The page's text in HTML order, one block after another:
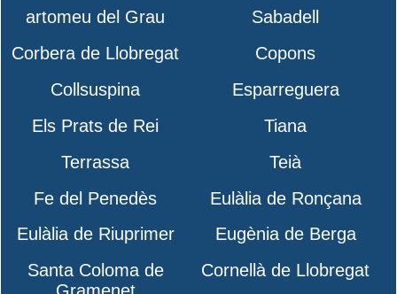
artomeu del Grau
Sabadell
Corbera de Llobregat
Copons
Collsuspina
Esparreguera
Els Prats de Rei
Tiana
Terrassa
Teià
Fe del Penedès
Eulàlia de Ronçana
Eulàlia de Riuprimer
Eugènia de Berga
Santa Coloma de
Cornellà de Llobregat